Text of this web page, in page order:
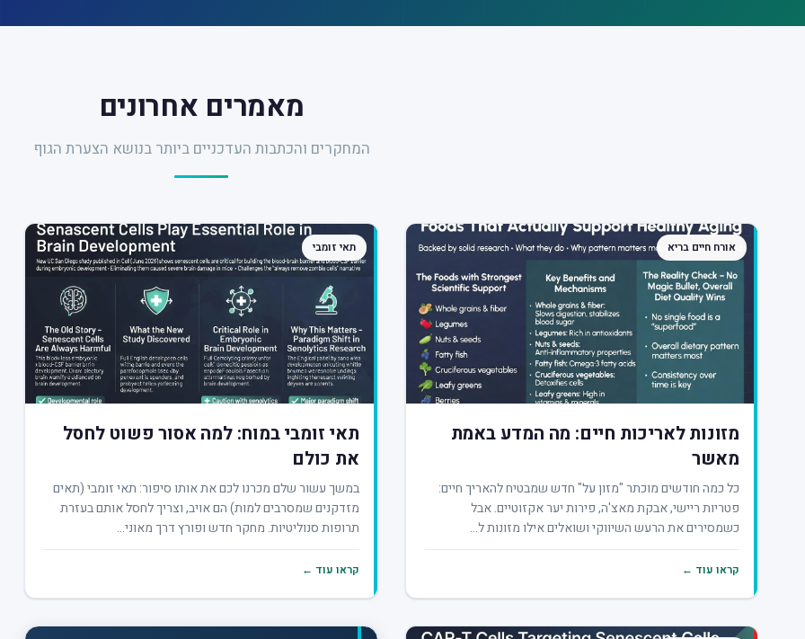
מאמרים אחרונים
המחקרים והכתבות העדכניים ביותר בנושא הצערת הגוף
אורח חיים בריא
מזונות לאריכות חיים: מה המדע באמת
מאשר
כל כמה חודשים מוכתר "מזון על" חדש שמבטיח להאריך חיים:
פטריות ריישי, אבקת מאצ'ה, פירות יער אקזוטיים. אבל
כשמסירים את הרעש השיווקי ושואלים אילו מזונות ל...
קראו עוד ←
תאי זומבי
תאי זומבי במוח: למה אסור פשוט לחסל
את כולם
במשך עשור שלם מכרנו לכם את אותו סיפור: תאי זומבי (תאים
מזדקנים שמסרבים למות) הם אויב, וצריך לחסל אותם בעזרת
תרופות סנוליטיות. מחקר חדש ופורץ דרך מאוני...
קראו עוד ←